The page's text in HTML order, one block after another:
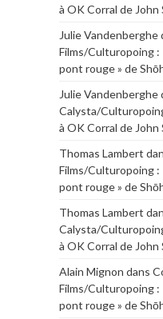
à OK Corral de John
Julie Vandenberghe
Films/Culturopoing :
pont rouge » de
Julie Vandenberghe
Calysta/
à OK Corral de John
Thomas Lambert
Films/Culturopoing :
pont rouge » de
Thomas Lambert
Calysta/
à OK Corral de John
Alain Mignon dans
Films/Culturopoing :
pont rouge » de